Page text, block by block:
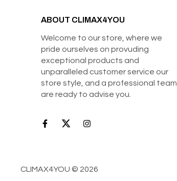
ABOUT CLIMAX4YOU
Welcome to our store, where we
pride ourselves on provuding
exceptional products and
unparalleled customer service our
store style, and a professional team
are ready to advise you.
CLIMAX4YOU © 2026